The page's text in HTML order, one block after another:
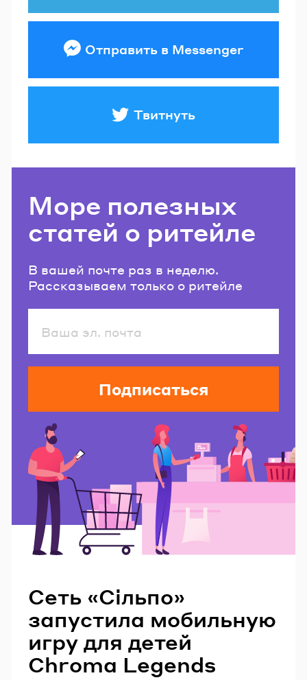
Отправить в Messenger
Твитнуть
Море полезных
статей о ритейле
В вашей почте раз в неделю.
Рассказываем только о ритейле
Подписаться
Сеть «Сільпо»
запустила мобильную
игру для детей
Сhroma Legends